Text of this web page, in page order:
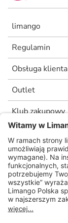
limango
Regulamin
Obsługa klienta
Outlet
Klub zakupowy